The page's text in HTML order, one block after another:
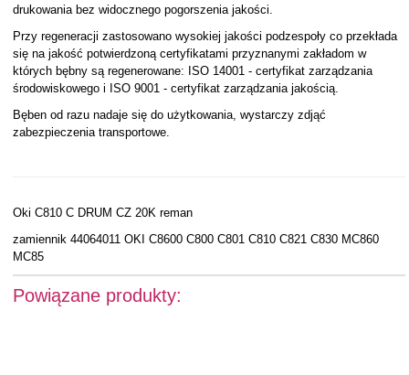
drukowania bez widocznego pogorszenia jakości.
Przy regeneracji zastosowano wysokiej jakości podzespoły co przekłada
się na jakość potwierdzoną certyfikatami przyznanymi zakładom w
których bębny są regenerowane: ISO 14001 - certyfikat zarządzania
środowiskowego i ISO 9001 - certyfikat zarządzania jakością.
Bęben od razu nadaje się do użytkowania, wystarczy zdjąć
zabezpieczenia transportowe.
Oki C810 C DRUM CZ 20K reman
zamiennik 44064011 OKI C8600 C800 C801 C810 C821 C830 MC860
MC85
Powiązane produkty: